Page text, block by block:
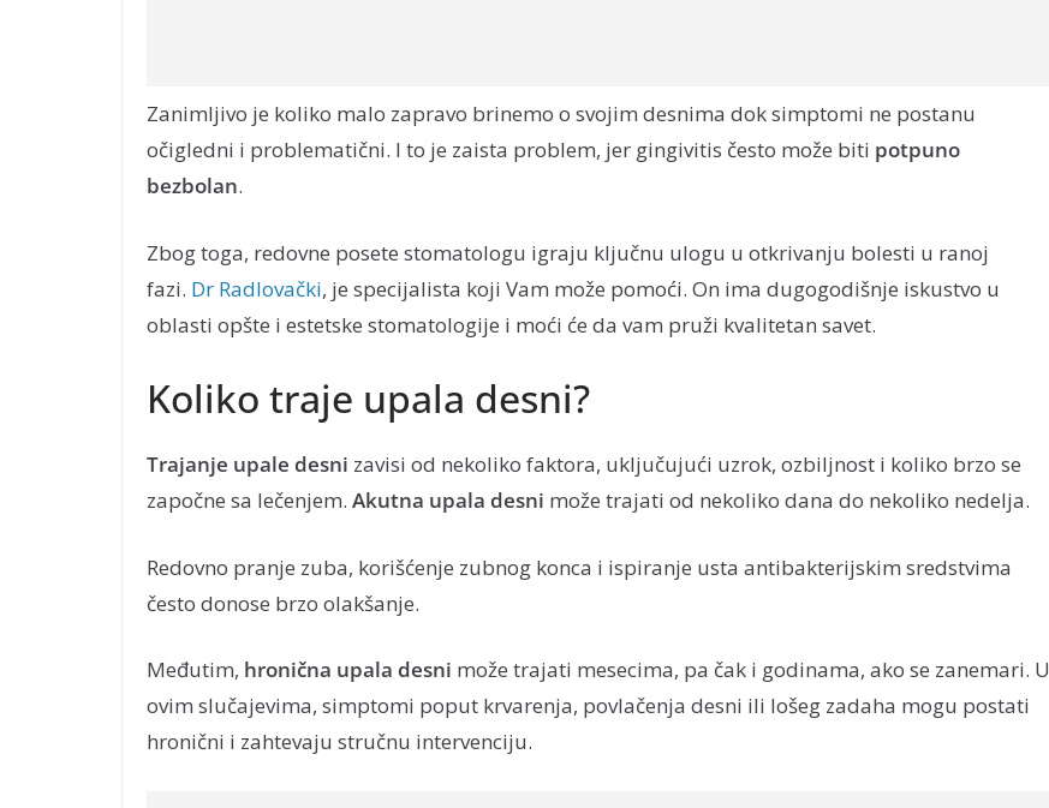
Zanimljivo je koliko malo zapravo brinemo o svojim desnima dok simptomi ne postanu
očigledni i problematični. I to je zaista problem, jer gingivitis često može biti potpuno
bezbolan.
Zbog toga, redovne posete stomatologu igraju ključnu ulogu u otkrivanju bolesti u ranoj
fazi. Dr Radlovački, je specijalista koji Vam može pomoći. On ima dugogodišnje iskustvo u
oblasti opšte i estetske stomatologije i moći će da vam pruži kvalitetan savet.
Koliko traje upala desni?
Trajanje upale desni zavisi od nekoliko faktora, uključujući uzrok, ozbiljnost i koliko brzo se
započne sa lečenjem. Akutna upala desni može trajati od nekoliko dana do nekoliko nedelja.
Redovno pranje zuba, korišćenje zubnog konca i ispiranje usta antibakterijskim sredstvima
često donose brzo olakšanje.
Međutim, hronična upala desni može trajati mesecima, pa čak i godinama, ako se zanemari. U
ovim slučajevima, simptomi poput krvarenja, povlačenja desni ili lošeg zadaha mogu postati
hronični i zahtevaju stručnu intervenciju.